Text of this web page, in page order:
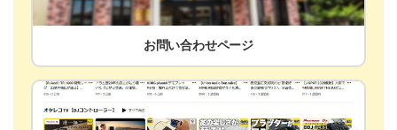
お問い合わせページ